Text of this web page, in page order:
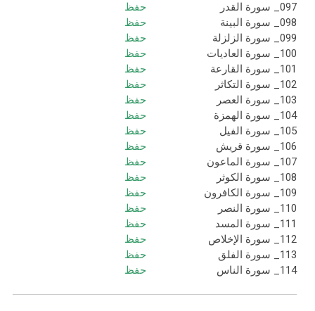
097_ سورة القدر
حفظ
098_ سورة البينة
حفظ
099_ سورة الزلزلة
حفظ
100_ سورة العاديات
حفظ
101_ سورة القارعة
حفظ
102_ سورة التكاثر
حفظ
103_ سورة العصر
حفظ
104_ سورة الهمزة
حفظ
105_ سورة الفيل
حفظ
106_ سورة قريش
حفظ
107_ سورة الماعون
حفظ
108_ سورة الكوثر
حفظ
109_ سورة الكافرون
حفظ
110_ سورة النصر
حفظ
111_ سورة المسد
حفظ
112_ سورة الإخلاص
حفظ
113_ سورة الفلق
حفظ
114_ سورة الناس
حفظ